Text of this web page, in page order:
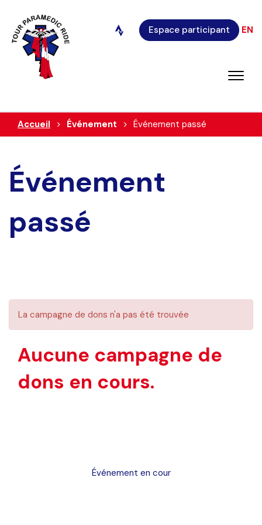
Espace participant EN
Accueil Événement Événement passé
Événement
passé
La campagne de dons n'a pas été trouvée
Aucune campagne de
dons en cours.
Événement en cour